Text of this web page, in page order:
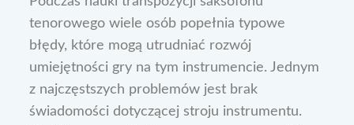
tenorowego wiele osób popełnia typowe
błędy, które mogą utrudniać rozwój
umiejętności gry na tym instrumencie. Jednym
z najczęstszych problemów jest brak
świadomości dotyczącej stroju instrumentu.